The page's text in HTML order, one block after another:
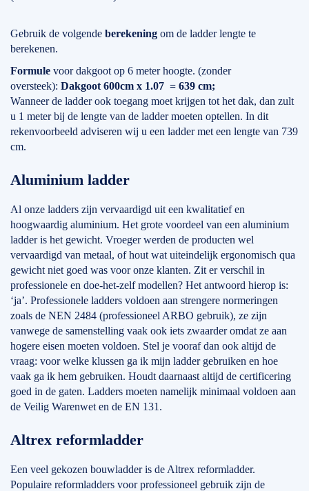
Gebruik de volgende berekening om de ladder lengte te
berekenen.
Formule voor dakgoot op 6 meter hoogte. (zonder
oversteek): Dakgoot 600cm x 1.07 = 639 cm;
Wanneer de ladder ook toegang moet krijgen tot het dak, dan zult
u 1 meter bij de lengte van de ladder moeten optellen. In dit
rekenvoorbeeld adviseren wij u een ladder met een lengte van 739
cm.
Aluminium ladder
Al onze ladders zijn vervaardigd uit een kwalitatief en
hoogwaardig aluminium. Het grote voordeel van een aluminium
ladder is het gewicht. Vroeger werden de producten wel
vervaardigd van metaal, of hout wat uiteindelijk ergonomisch qua
gewicht niet goed was voor onze klanten. Zit er verschil in
professionele en doe-het-zelf modellen? Het antwoord hierop is:
‘ja’. Professionele ladders voldoen aan strengere normeringen
zoals de NEN 2484 (professioneel ARBO gebruik), ze zijn
vanwege de samenstelling vaak ook iets zwaarder omdat ze aan
hogere eisen moeten voldoen. Stel je vooraf dan ook altijd de
vraag: voor welke klussen ga ik mijn ladder gebruiken en hoe
vaak ga ik hem gebruiken. Houdt daarnaast altijd de certificering
goed in de gaten. Ladders moeten namelijk minimaal voldoen aan
de Veilig Warenwet en de EN 131.
Altrex reformladder
Een veel gekozen bouwladder is de Altrex reformladder.
Populaire reformladders voor professioneel gebruik zijn de